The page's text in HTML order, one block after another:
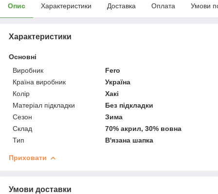
Опис Характеристики Доставка Оплата Умови
Характеристики
Основні
Виробник
Fero
Країна виробник
Україна
Колір
Хакі
Матеріал підкладки
Без підкладки
Сезон
Зима
Склад
70% акрил, 30% вовна
Тип
В'язана шапка
Приховати
Умови доставки